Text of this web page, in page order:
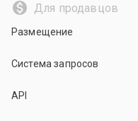
Для продавцов
Размещение
Система запросов
API